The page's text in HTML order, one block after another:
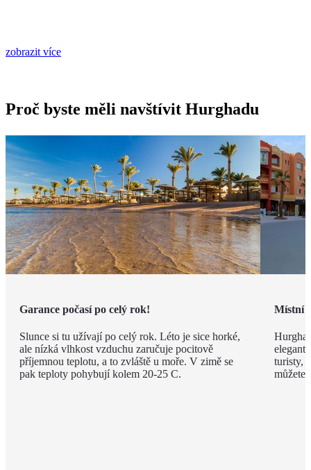
zobrazit více
Proč byste měli navštívit Hurghadu
Garance počasí po celý rok!
Slunce si tu užívají po celý rok. Léto je sice horké,
ale nízká vlhkost vzduchu zaručuje pocitově
příjemnou teplotu, a to zvláště u moře. V zimě se
pak teploty pohybují kolem 20-25 C.
Místní
turisty,
můžete